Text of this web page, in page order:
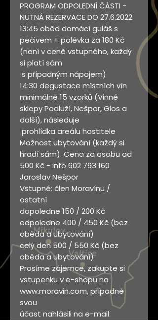
PROGRAM ODPOLEDNÍ ČÁSTI -
NUTNÁ REZERVACE DO 27.6.2022
13:45 oběd domácí guláš s
pečivem + polévka za 180 Kč
(není v ceně vstupného, každý
si platí sám
s případným nápojem)
14:30 degustace místních vín
minimálně 15 vzorků (Vinné
sklepy Podluží, Nešpor, Glos a
další), následuje
prohlídka areálu hostitele
Možnost ubytování (každý si
hradí sám). Cena za osobu od
500 Kč - info 602 793 160
Jaroslav Nešpor
Vstupné: člen Moravínu /
ostatní
dopoledne 150 / 200 Kč
odpoledne 400 / 450 Kč (bez
oběda a ubytování)
celý den 500 / 550 Kč (bez
oběda a ubytování)
Prosíme zájemce, zakupte si
vstupenku v e-shopu na
www.moravin.com, případně
svou
účast nahlásili na e-mail